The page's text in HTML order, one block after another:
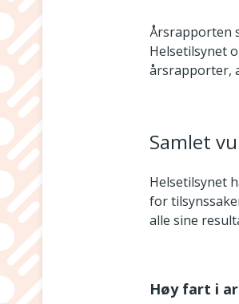
Årsrapporten
Helsetilsynet
årsrapporter,
Samlet
Helsetilsynet
for
alle sine
Høy fart i